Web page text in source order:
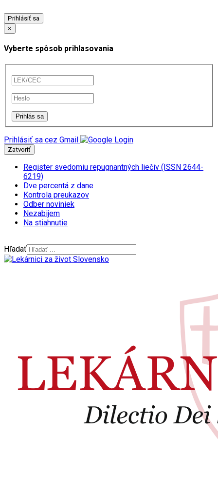
Prihlásiť sa
×
Vyberte spôsob prihlasovania
Prihlásiť sa cez Gmail
Zatvoriť
Register svedomiu repugnantných liečiv (ISSN 2644-
6219)
Dve percentá z dane
Kontrola preukazov
Odber noviniek
Nezabijem
Na stiahnutie
Hľadať